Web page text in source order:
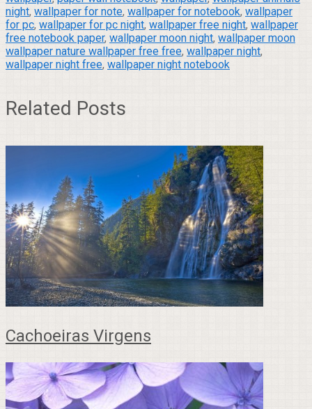
night, wallpaper for note, wallpaper for notebook, wallpaper
for pc, wallpaper for pc night, wallpaper free night, wallpaper
free notebook paper, wallpaper moon night, wallpaper moon
wallpaper nature wallpaper free free, wallpaper night,
wallpaper night free, wallpaper night notebook
Related Posts
Cachoeiras Virgens